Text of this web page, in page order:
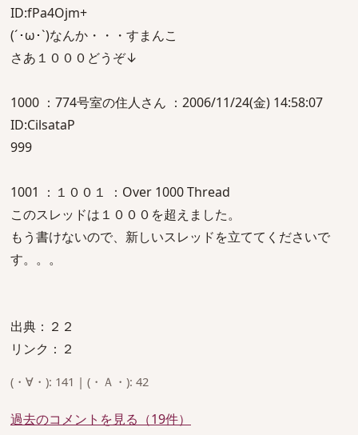
ID:fPa4Ojm+
(´･ω･`)なんか・・・すまんこ
さあ１０００どうぞ↓
1000 ：774号室の住人さん ：2006/11/24(金) 14:58:07
ID:CilsataP
999
1001 ：１００１ ：Over 1000 Thread
このスレッドは１０００を超えました。
もう書けないので、新しいスレッドを立ててくださいで
す。。。
出典：２２
リンク：２
(・∀・): 141 | (・Ａ・): 42
過去のコメントを見る（19件）